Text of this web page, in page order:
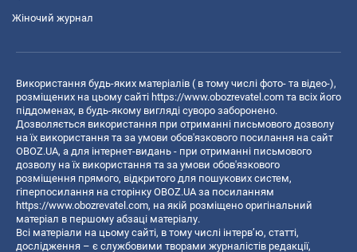
Жіночий журнал
Використання будь-яких матеріалів ( в тому числі фото- та відео-),
розміщених на цьому сайті https://www.obozrevatel.com та всіх його
піддоменах, в будь-якому вигляді суворо заборонено.
Дозволяється використання при отриманні письмового дозволу
на їх використання та за умови обов'язкового посилання на сайт
OBOZ.UA, а для інтернет-видань - при отриманні письмового
дозволу на їх використання та за умови обов'язкового
розміщення прямого, відкритого для пошукових систем,
гіперпосилання на сторінку OBOZ.UA за посиланням
https://www.obozrevatel.com, на якій розміщено оригінальний
матеріал в першому абзаці матеріалу.
Всі матеріали на цьому сайті, в тому числі інтерв’ю, статті,
дослідження – є службовими творами журналістів редакції,